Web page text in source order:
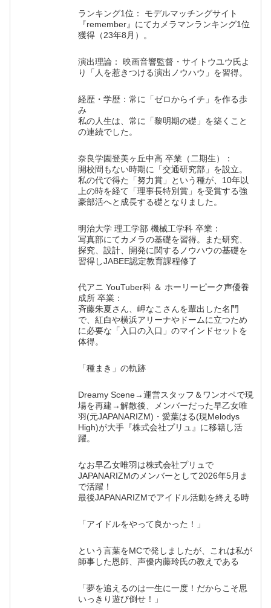
ランキング1位： モデルマッチングサイト
『remember』にてカメラマンランキング1位
獲得（23年8月）。
演出理論： 映画音響監督・サイトウユウ氏よ
り「人を惹きつける演出ノウハウ」を習得。
経歴・学歴：常に「ゼロからイチ」を作る歩
み
私の人生は、常に「黎明期の礎」を築くこと
の連続でした。
奈良学園登美ヶ丘中高 卒業（二期生）：
開校間もない時期に「交通研究部」を設立。
私の代で得た「努力賞」という種が、10年以
上の時を経て「理事長特別賞」を受賞する強
豪部活へと成長する礎となりました。
明治大学 理工学部 機械工学科 卒業：
写真部にてカメラの基礎を習得。また研究、
探究、設計、開発に関するノウハウの基礎を
習得しJABEE認定教育課程修了
代アニ YouTuber科 ＆ ホーリーピーク声優養
成所 卒業：
斉藤朱夏さん、岬なこさんを輩出した名門
で、紅白や横浜アリーナやドームに立つため
に必要な「入口の入口」のマインドセットを
体得。
「種まき」の軌跡
Dreamy Scene→運営スタッフ＆ワンオペで現
場を再建→解散後、メンバーだった早乙女唯
羽(元JAPANARIZM)・愛葉はる(現Melodys
High)が大手『株式会社プリュ』に移籍し活
躍。
なお早乙女唯羽は株式会社プリュで
JAPANARIZMのメンバーとして2026年5月ま
で活躍！
最後JAPANARIZMでアイドル活動を終える時
「アイドルをやって良かった！」
という言葉をMCで発しましたが、これは私が
師事した恩師、声優内藤玲氏の教えである
「夢を追えるのは一生に一度！だからこそ思
いっきり遊び倒せ！」